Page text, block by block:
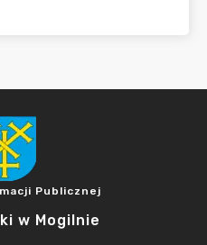
Publicznej
w Mogilnie